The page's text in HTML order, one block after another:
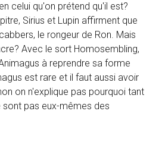
celui qu'on prétend qu'il est?
Sirius et Lupin affirment que
le rongeur de Ron. Mais
Avec le sort Homosembling,
à reprendre sa forme
est rare et il faut aussi avoir
on n'explique pas pourquoi tant
pas eux-mêmes des